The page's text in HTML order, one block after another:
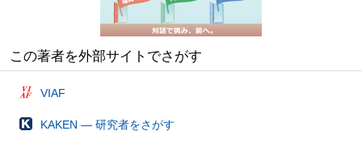
この著者を外部サイトでさがす
VIAF
KAKEN — 研究者をさがす